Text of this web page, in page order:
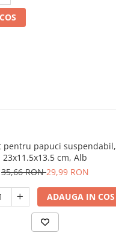
pentru papuci suspendabil,
23x11.5x13.5 cm, Alb
35,66 RON29,99 RON
ADAUGA IN COS